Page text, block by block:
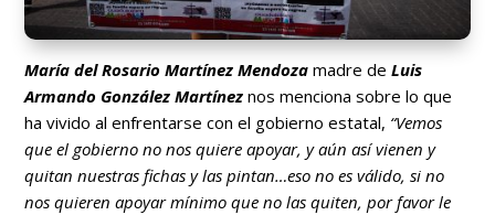
María del Rosario Martínez Mendozamadre deLuis
Armando González Martíneznos menciona sobre lo que
ha vivido al enfrentarse con el gobierno estatal, “Vemos
que el gobierno no nos quiere apoyar, y aún así vienen y
quitan nuestras fichas y las pintan…eso no es válido, si no
nos quieren apoyar mínimo que no las quiten, por favor le